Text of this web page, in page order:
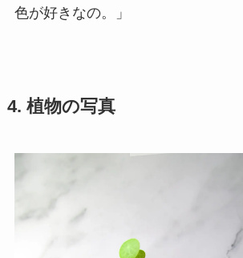
色が好きなの。」
4. 植物の写真